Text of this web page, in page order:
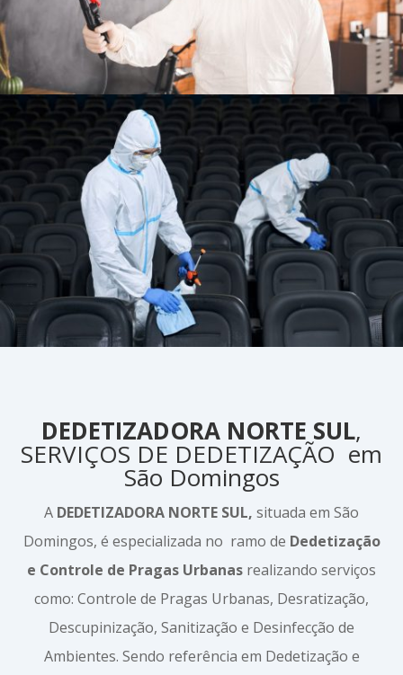
DEDETIZADORA NORTE SUL,
SERVIÇOS DE DEDETIZAÇÃO em
São Domingos
A DEDETIZADORA NORTE SUL, situada em São
Domingos, é especializada no ramo de Dedetização
e Controle de Pragas Urbanas realizando serviços
como: Controle de Pragas Urbanas, Desratização,
Descupinização, Sanitização e Desinfecção de
Ambientes. Sendo referência em Dedetização e